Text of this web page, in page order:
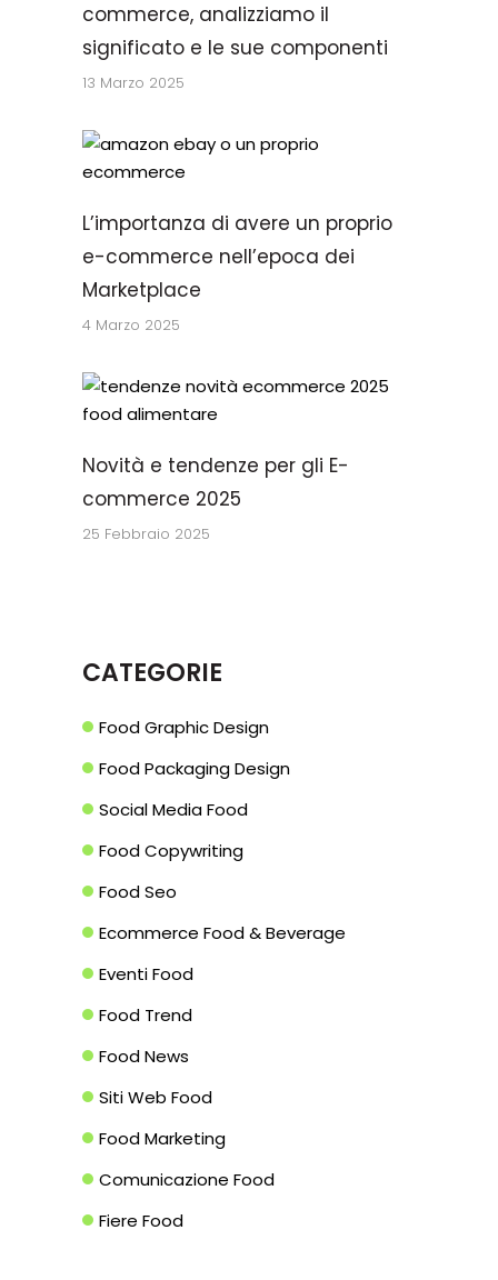
commerce, analizziamo il
significato e le sue componenti
13 Marzo 2025
L’importanza di avere un proprio
e-commerce nell’epoca dei
Marketplace
4 Marzo 2025
Novità e tendenze per gli E-
commerce 2025
25 Febbraio 2025
CATEGORIE
Food Graphic Design
Food Packaging Design
Social Media Food
Food Copywriting
Food Seo
Ecommerce Food & Beverage
Eventi Food
Food Trend
Food News
Siti Web Food
Food Marketing
Comunicazione Food
Fiere Food